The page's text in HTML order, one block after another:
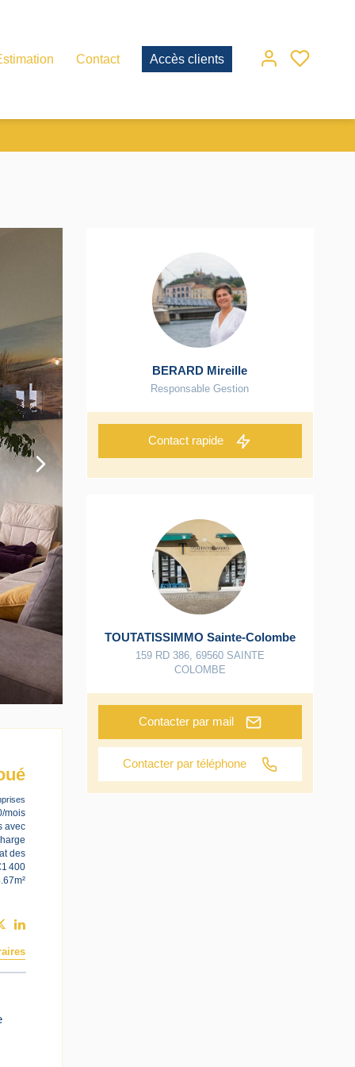
Contact Accès clients
mois
avec
des
400
BERARD Mireille
Responsable Gestion
Contact rapide
TOUTATISSIMMO Sainte-Colombe
159 RD 386, 69560 SAINTE
COLOMBE
Contacter par mail
Contacter par téléphone